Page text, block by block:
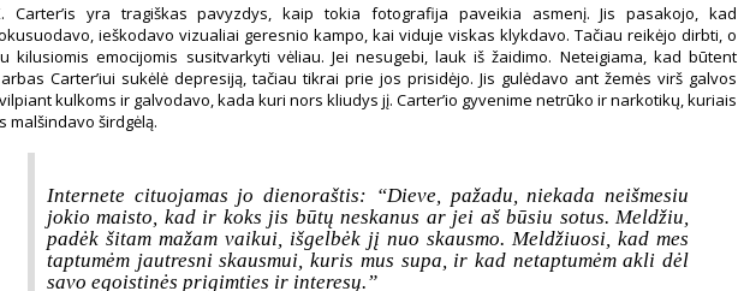
Carter’is yra tragiškas pavyzdys, kaip tokia fotografija paveikia asmenį. Jis pasakojo, kad
ieškodavo vizualiai geresnio kampo, kai viduje viskas klykdavo. Tačiau reikėjo dirbti, o
kilusiomis emocijomis susitvarkyti vėliau. Jei nesugebi, lauk iš žaidimo. Neteigiama, kad būtent
Carter’iui sukėlė depresiją, tačiau tikrai prie jos prisidėjo. Jis gulėdavo ant žemės virš galvos
kulkoms ir galvodavo, kada kuri nors kliudys jį. Carter’io gyvenime netrūko ir narkotikų, kuriais
malšindavo širdgėlą.
Internete cituojamas jo dienoraštis: “Dieve, pažadu, niekada neišmesiu
jokio maisto, kad ir koks jis būtų neskanus ar jei aš būsiu sotus. Meldžiu,
padėk šitam mažam vaikui, išgelbėk jį nuo skausmo. Meldžiuosi, kad mes
taptumėm jautresni skausmui, kuris mus supa, ir kad netaptumėm akli dėl
savo egoistinės prigimties ir interesų.”